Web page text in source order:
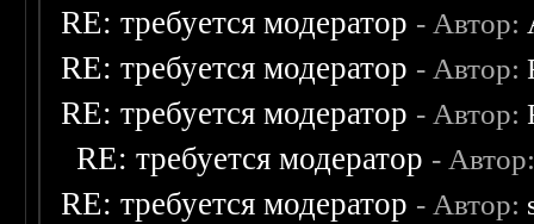
RE: требуется модератор - Автор:
RE: требуется модератор - Автор:
RE: требуется модератор - Автор:
RE: требуется модератор -
RE: требуется модератор - Автор: